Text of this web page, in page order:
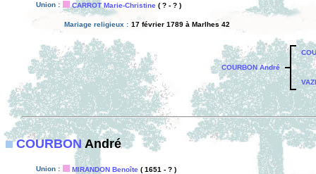
Union : CARROT Marie-Christine ( ? - ? )
Mariage religieux : 17 février 1789 à Marlhes 42
COURBON André
COURBONAndré
Union : MIRANDON Benoîte ( 1651 - ? )